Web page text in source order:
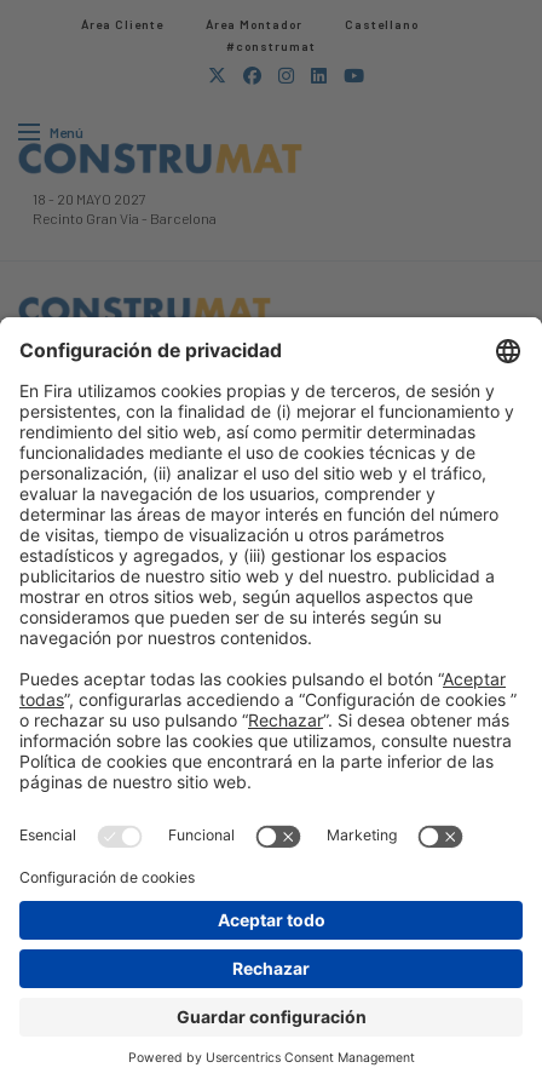
Área Cliente Área Montador
Castellano
#construmat
Menú
18 - 20 MAYO 2027
Recinto Gran Via - Barcelona
Política de privacidad
#construmat
en las redes
sociales
© 2026 Fira de Barcelona